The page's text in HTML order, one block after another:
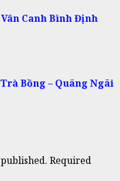
Canh Bình Định
Bồng – Quãng Ngãi
Required